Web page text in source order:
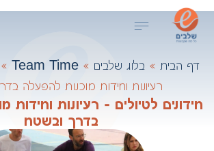
דף הבית » בלוג שלבים »
Team Time
»
רעיונות וחידות מוכנות להפעלה
חידונים לטיולים – רעיונות וחידות
בדרך ובשטח